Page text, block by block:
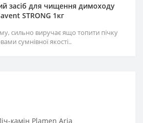
засіб для чищення димоходу
STRONG 1кг
сильно виручає ящо топити пічку
сумнівної якості..